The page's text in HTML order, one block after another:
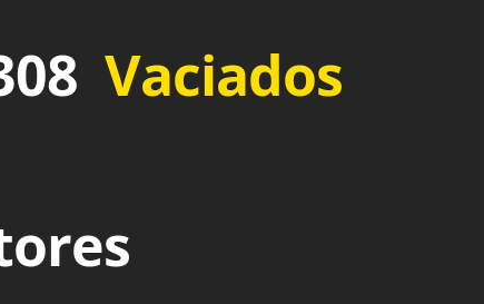
Vaciados